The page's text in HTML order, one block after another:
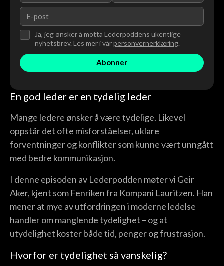
Ja, jeg ønsker å motta Lederpoddens ukentlige
nyhetsbrev. Les mer i vårpersonvernerklæring.
En god leder er en tydelig leder
Mange ledere ønsker å være tydelige. Likevel
oppstår det ofte misforståelser, uklare
forventninger og konflikter som kunne vært unngått
med bedre kommunikasjon.
I denne episoden av Lederpodden møter vi Geir
Aker, kjent som Fenriken fra Kompani Lauritzen. Han
mener at mye av utfordringen i moderne ledelse
handler om manglende tydelighet – og at
utydelighet koster både tid, penger og frustrasjon.
Hvorfor er tydelighet så vanskelig?